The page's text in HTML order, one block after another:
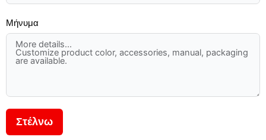
Μήνυμα
Στέλνω